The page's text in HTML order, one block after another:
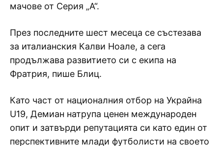
мачове от Серия „А“.
През последните шест месеца се състезава
за италианския Калви Ноале, а сега
продължава развитието си с екипа на
Фратрия, пише Блиц.
Като част от националния отбор на Украйна
U19, Демиан натрупа ценен международен
опит и затвърди репутацията си като един от
перспективните млади футболисти на своето